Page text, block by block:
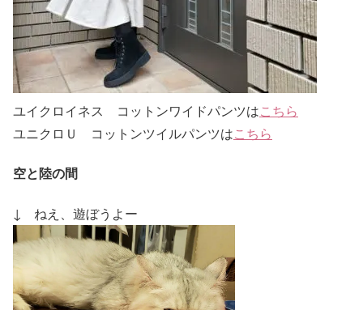
ユイクロイネス コットンワイドパンツはこちら
ユニクロＵ コットンツイルパンツはこちら
空と陸の間
↓ ねえ、遊ぼうよー